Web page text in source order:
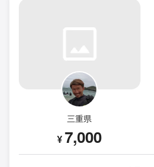
三重県
¥7,000